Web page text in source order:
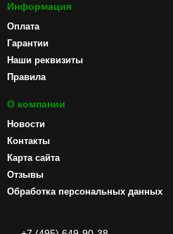
Информация
Оплата
Гарантии
Наши реквизиты
Правила
О компании
Новости
Контакты
Карта сайта
Отзывы
Обработка персональных данных